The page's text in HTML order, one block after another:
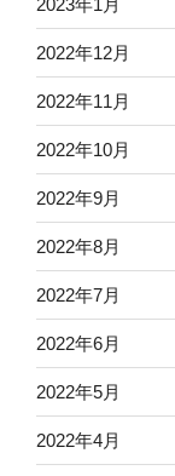
2022年12月
2022年11月
2022年10月
2022年9月
2022年8月
2022年7月
2022年6月
2022年5月
2022年4月